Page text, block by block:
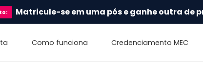
: Matricule-se em uma pós e ganhe outra de
Como funciona Credenciamento MEC